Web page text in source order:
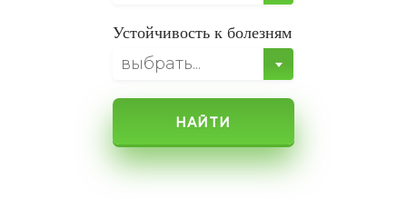
Устойчивость к болезням
выбрать...
НАЙТИ